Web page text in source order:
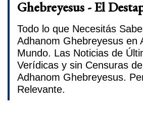
Ghebreyesus - El
Todo lo que Necesitás
Adhanom Ghebreyesus en
Mundo. Las Noticias de
Verídicas y sin Censuras
Adhanom Ghebreyesus.
Relevante.